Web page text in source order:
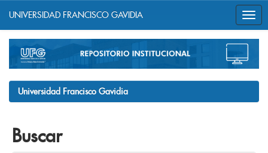
navigation
UNIVERSIDAD FRANCISCO GAVIDIA
Universidad Francisco Gavidia
Buscar